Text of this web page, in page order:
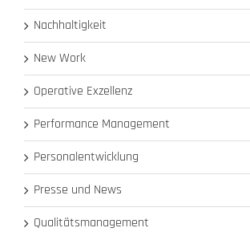
Nachhaltigkeit
New Work
Operative Exzellenz
Performance Management
Personalentwicklung
Presse und News
Qualitätsmanagement